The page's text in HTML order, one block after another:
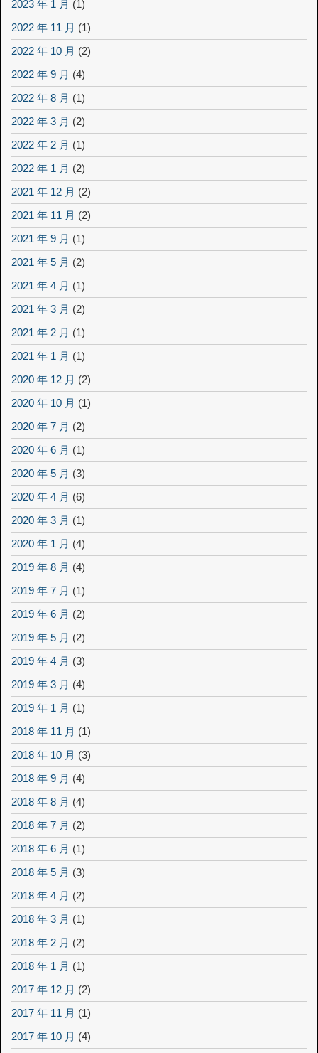
2023 年 1 月 (1)
2022 年 11 月 (1)
2022 年 10 月 (2)
2022 年 9 月 (4)
2022 年 8 月 (1)
2022 年 3 月 (2)
2022 年 2 月 (1)
2022 年 1 月 (2)
2021 年 12 月 (2)
2021 年 11 月 (2)
2021 年 9 月 (1)
2021 年 5 月 (2)
2021 年 4 月 (1)
2021 年 3 月 (2)
2021 年 2 月 (1)
2021 年 1 月 (1)
2020 年 12 月 (2)
2020 年 10 月 (1)
2020 年 7 月 (2)
2020 年 6 月 (1)
2020 年 5 月 (3)
2020 年 4 月 (6)
2020 年 3 月 (1)
2020 年 1 月 (4)
2019 年 8 月 (4)
2019 年 7 月 (1)
2019 年 6 月 (2)
2019 年 5 月 (2)
2019 年 4 月 (3)
2019 年 3 月 (4)
2019 年 1 月 (1)
2018 年 11 月 (1)
2018 年 10 月 (3)
2018 年 9 月 (4)
2018 年 8 月 (4)
2018 年 7 月 (2)
2018 年 6 月 (1)
2018 年 5 月 (3)
2018 年 4 月 (2)
2018 年 3 月 (1)
2018 年 2 月 (2)
2018 年 1 月 (1)
2017 年 12 月 (2)
2017 年 11 月 (1)
2017 年 10 月 (4)